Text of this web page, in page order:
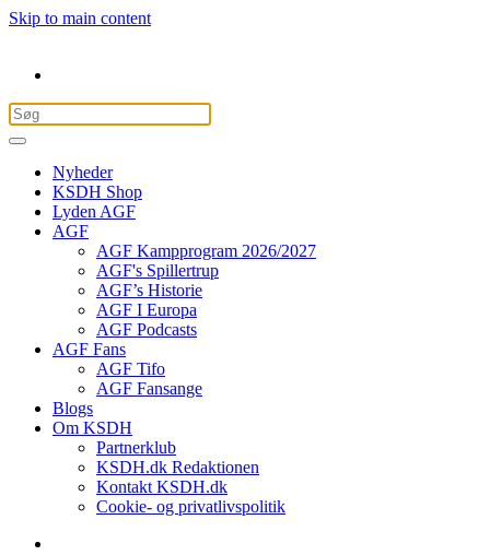
Skip to main content
Nyheder
KSDH Shop
Lyden AGF
AGF
AGF Kampprogram 2026/2027
AGF's Spillertrup
AGF’s Historie
AGF I Europa
AGF Podcasts
AGF Fans
AGF Tifo
AGF Fansange
Blogs
Om KSDH
Partnerklub
KSDH.dk Redaktionen
Kontakt KSDH.dk
Cookie- og privatlivspolitik